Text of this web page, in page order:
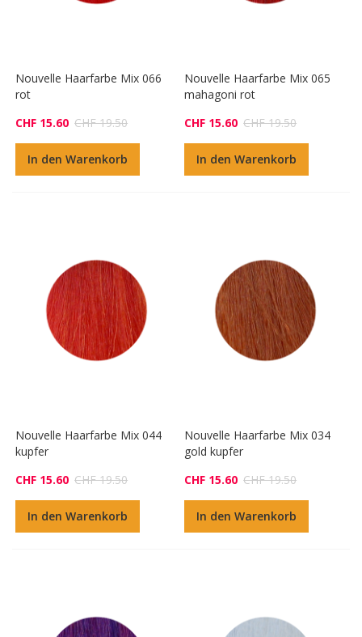
Nouvelle Haarfarbe Mix 066
rot
CHF 15.60 CHF 19.50
In den Warenkorb
Nouvelle Haarfarbe Mix 065
mahagoni rot
CHF 15.60 CHF 19.50
In den Warenkorb
Nouvelle Haarfarbe Mix 044
kupfer
CHF 15.60 CHF 19.50
In den Warenkorb
Nouvelle Haarfarbe Mix 034
gold kupfer
CHF 15.60 CHF 19.50
In den Warenkorb